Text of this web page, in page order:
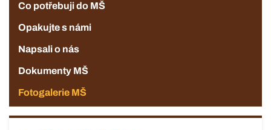
Co potřebuji do MŠ
Opakujte s námi
Napsali o nás
Dokumenty MŠ
Fotogalerie MŠ